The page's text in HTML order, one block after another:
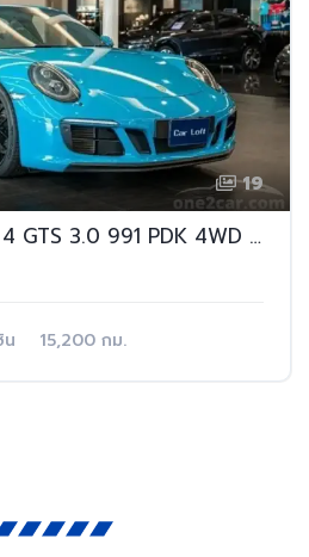
19
Porsche 911 Targa 4 GTS 3.0 991 PDK 4WD Convertible AT
น 15,200 กม.